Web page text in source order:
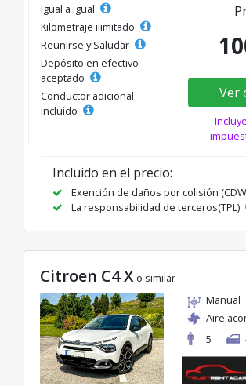
Igual a igual
Kilometraje ilimitado
Reunirse y Saludar
Depósito en efectivo
aceptado
Conductor adicional
incluido
Ver
Incluido en el precio:
Exención de daños por colisión
La responsabilidad de terceros(TPL)
Citroen C4 X o similar
Manual
Aire
5